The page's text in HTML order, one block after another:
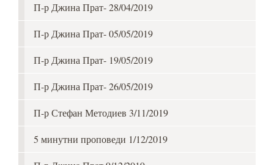
П-р Джина Прат- 28/04/2019
П-р Джина Прат- 05/05/2019
П-р Джина Прат- 19/05/2019
П-р Джина Прат- 26/05/2019
П-р Стефан Методиев 3/11/2019
5 минутни проповеди 1/12/2019